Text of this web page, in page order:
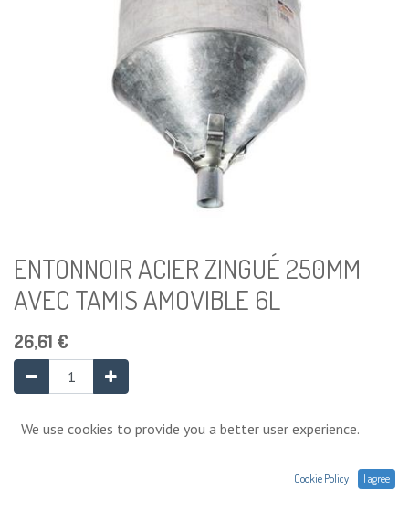
ENTONNOIR ACIER ZINGUÉ 250MM
AVEC TAMIS AMOVIBLE 6L
26,61 €
Ajouter au panier
We use cookies to provide you a better user experience.
Cookie Policy I agree